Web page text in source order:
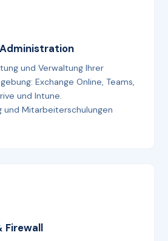
und Verwaltung Ihrer
Exchange Online, Teams,
und Intune.
und Mitarbeiterschulungen
Firewall